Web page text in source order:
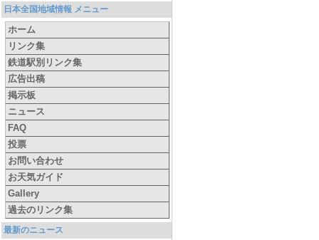
日本全国地域情報 メニュー
ホーム
リンク集
鉄道駅別リンク集
広告出稿
掲示板
ニュース
FAQ
投票
お問い合わせ
お天気ガイド
Gallery
過去のリンク集
最新のニュース